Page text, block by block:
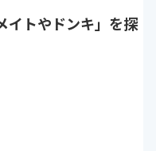
イトやドンキ」を探